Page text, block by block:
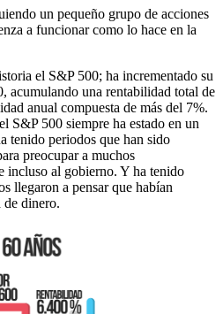
un pequeño grupo de acciones
a funcionar como lo hace en la
el S&P 500; ha incrementado su
acumulando una rentabilidad total de
anual compuesta de más del 7%.
S&P 500 siempre ha estado en un
tenido periodos que han sido
preocupar a muchos
incluso al gobierno. Y ha tenido
llegaron a pensar que habían
dinero.